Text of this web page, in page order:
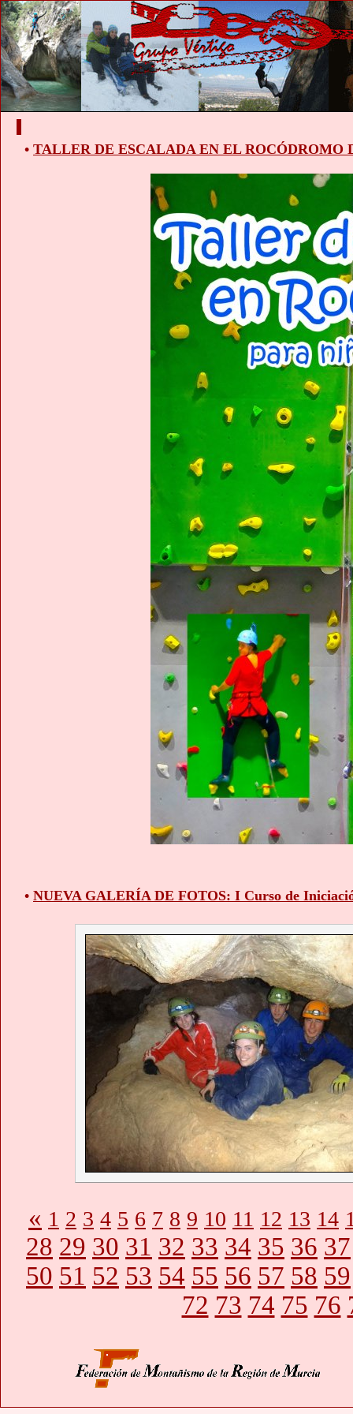
• TALLER DE ESCALADA EN EL ROCÓDROMO
• NUEVA GALERÍA DE FOTOS: I Curso de
« 1 2 3 4 5 6 7 8 9 10 11 12 13 14
28 29 30 31 32 33 34 35 36 37
50 51 52 53 54 55 56 57 58 59
72 73 74 75 76